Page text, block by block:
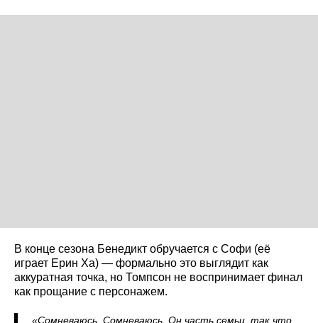
В конце сезона Бенедикт обручается с Софи (её
играет Ерин Ха) — формально это выглядит как
аккуратная точка, но Томпсон не воспринимает финал
как прощание с персонажем.
«Сомневаюсь. Сомневаюсь. Он часть семьи, так что